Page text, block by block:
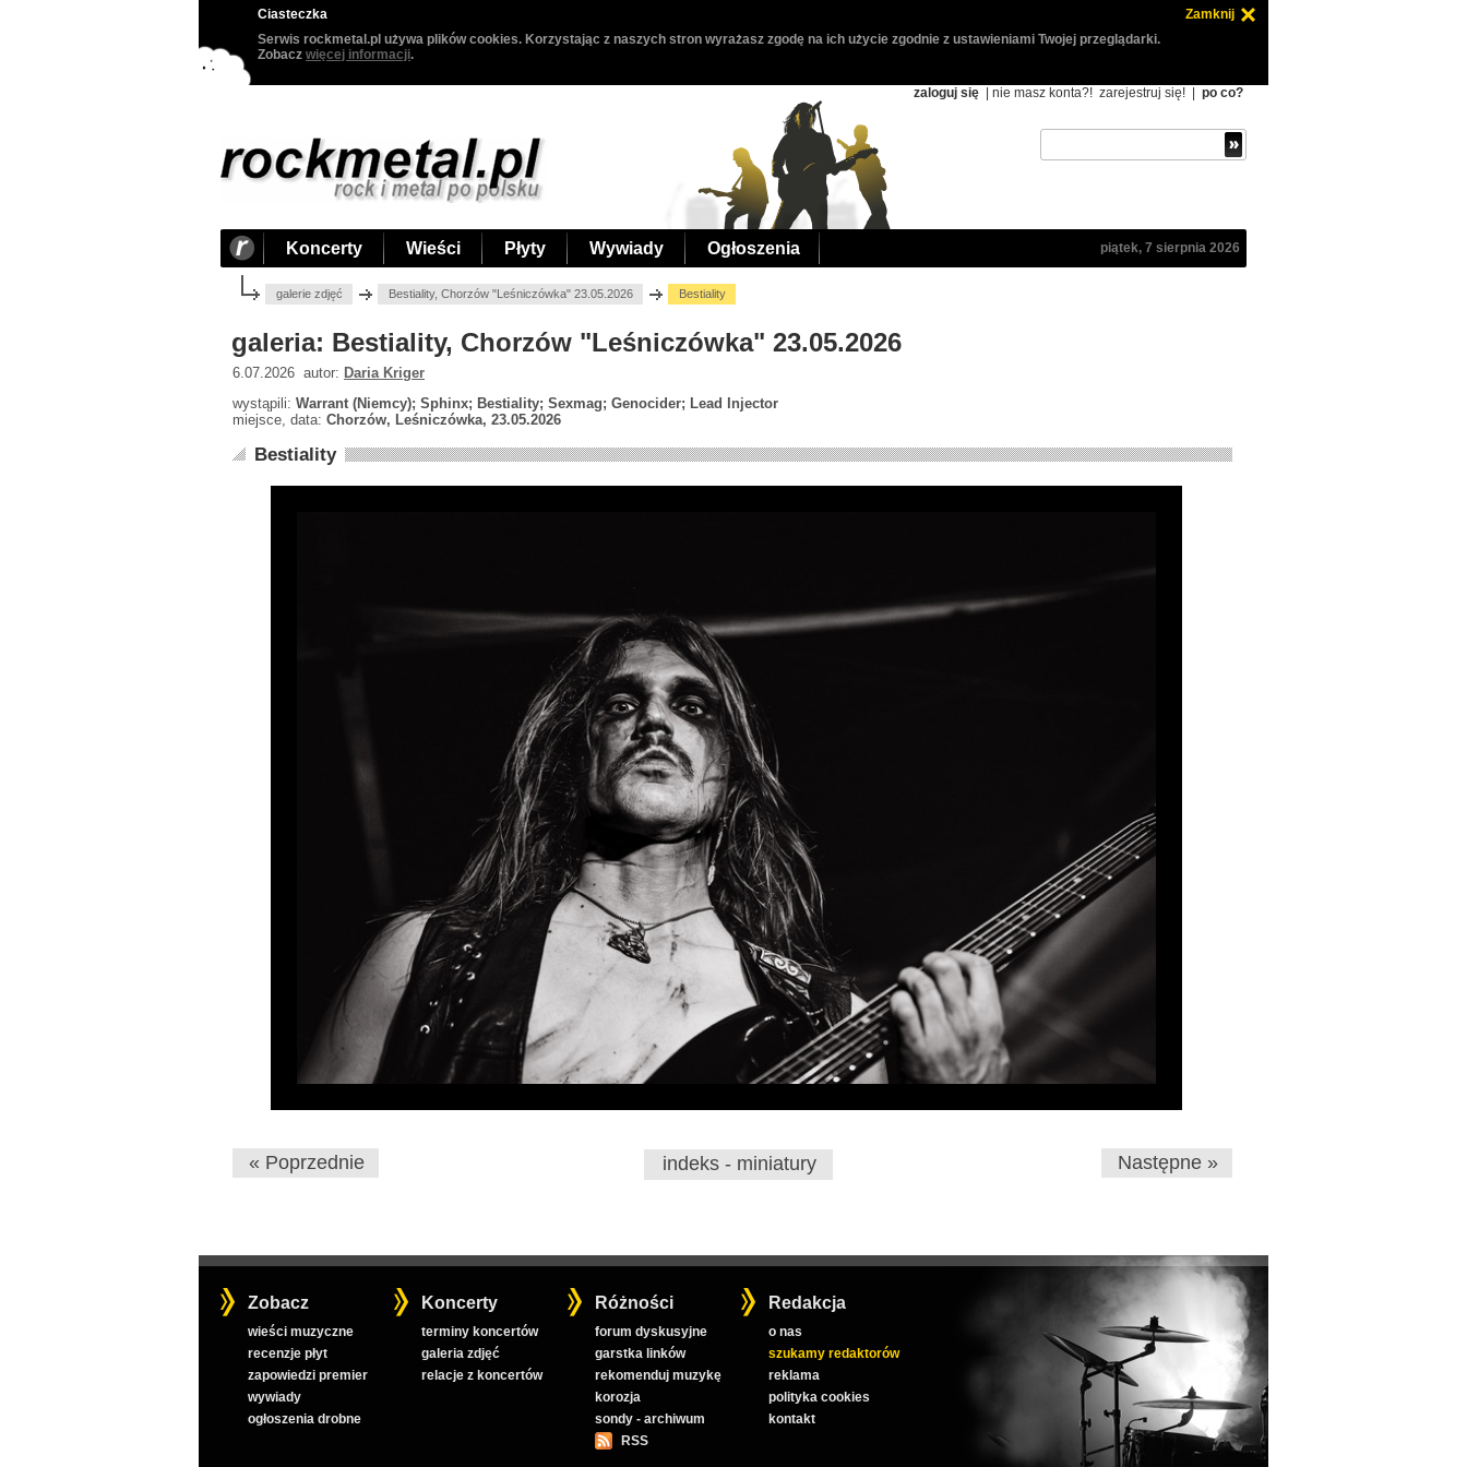
Ciasteczka
Zamknij
Serwis rockmetal.pl używa plików cookies. Korzystając z naszych stron wyrażasz zgodę na ich użycie zgodnie z ustawieniami Twojej przeglądarki.
Zobacz więcej informacji.
zaloguj się | nie masz konta?! zarejestruj się! po co?
Koncerty Wieści Płyty Wywiady Ogłoszenia piątek, 7 sierpnia 2026
galerie zdjęć Bestiality, Chorzów "Leśniczówka" 23.05.2026 Bestiality
galeria: Bestiality, Chorzów "Leśniczówka" 23.05.2026
6.07.2026 autor: Daria Kriger
wystąpili: Warrant (Niemcy); Sphinx; Bestiality; Sexmag; Genocider; Lead Injector
miejsce, data: Chorzów, Leśniczówka, 23.05.2026
Bestiality
« Poprzednie indeks - miniatury Następne »
Zobacz
wieści muzyczne
recenzje płyt
zapowiedzi premier
wywiady
ogłoszenia drobne
Koncerty
terminy koncertów
galeria zdjęć
relacje z koncertów
Różności
forum dyskusyjne
garstka linków
rekomenduj muzykę
korozja
sondy - archiwum
RSS
Redakcja
o nas
szukamy redaktorów
reklama
polityka cookies
kontakt